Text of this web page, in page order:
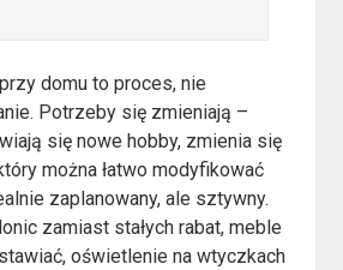
domu to proces, nie
Potrzeby się zmieniają –
się nowe hobby, zmienia się
można łatwo modyfikować
zaplanowany, ale sztywny.
zamiast stałych rabat, meble
oświetlenie na wtyczkach